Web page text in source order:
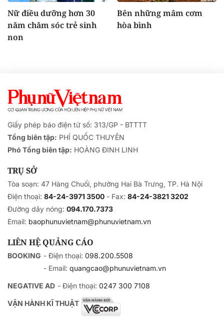
Nữ điều dưỡng hơn 30
năm chăm sóc trẻ sinh
non
Bên những mâm cơm
hòa bình
Giấy phép báo điện tử số: 313/GP - BTTTT
Tổng biên tập: PHÍ QUỐC THUYÊN
Phó Tổng biên tập: HOÀNG ĐINH LINH
TRỤ SỞ
Tòa soạn: 47 Hàng Chuối, phường Hai Bà Trưng, TP. Hà Nội
Điện thoại: 84-24-3971 3500 - Fax: 84-24-3821 3202
Đường dây nóng: 094.170.7373
Email: baophunuvietnam@phunuvietnam.vn
LIÊN HỆ QUẢNG CÁO
BOOKING - Điện thoại: 098.200.5508
- Email: quangcao@phunuvietnam.vn
NEGATIVE AD - Điện thoại: 0247 300 7108
VẬN HÀNH KĨ THUẬT